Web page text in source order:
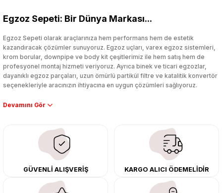
Egzoz Sepeti: Bir Dünya Markası...
Egzoz Sepeti olarak araçlarınıza hem performans hem de estetik
kazandıracak çözümler sunuyoruz. Egzoz uçları, varex egzoz sistemleri,
krom borular, downpipe ve body kit çeşitlerimiz ile hem satış hem de
profesyonel montaj hizmeti veriyoruz. Ayrıca binek ve ticari egzozlar,
dayanıklı egzoz parçaları, uzun ömürlü partikül filtre ve katalitik konvertör
seçenekleriyle aracınızın ihtiyacına en uygun çözümleri sağlıyoruz.
Performans artışı isteyen sürücüler için özel performans egzozları ve
çıkma orijinal ürünler ile yenileyebilir, body kit uygulamalarıyla aracınızın
tasarımını ve aerodinamisini üst seviyeye taşıyabilirsiniz.
Tüm ürünlerimiz orijinal, dayanıklı ve uzun ömürlüdür. İstanbul’daki montaj
merkezimizde profesyonel montaj yapıyor, Türkiye’nin her yerine güvenli
kargo ile teslimat gerçekleştiriyoruz. Aracınıza değer katmak için doğru
adres: Egzoz Sepeti.
GÜVENLİ ALIŞVERİŞ KARGO ALICI ÖDEMELİDİR